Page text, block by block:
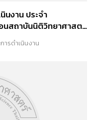
นงาน ประจำ
นสถาบันนิติวิทยาศาสตร์
ารดำเนินงาน